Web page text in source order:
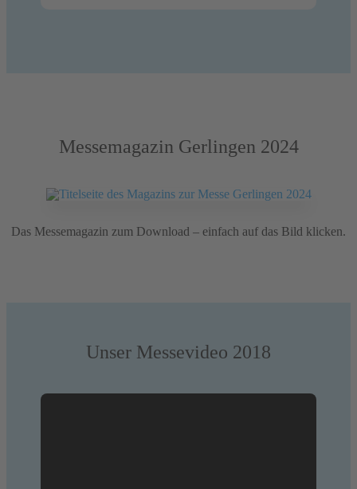
Messemagazin Gerlingen 2024
Das Messemagazin zum Download – einfach auf das Bild klicken.
Unser Messevideo 2018